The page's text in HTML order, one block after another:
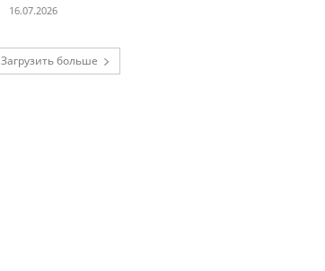
16.07.2026
Загрузить больше